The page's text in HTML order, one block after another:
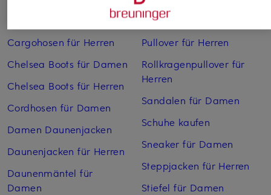
Cargohosen für Herren
Chelsea Boots für Damen
Chelsea Boots für Herren
Cordhosen für Damen
Damen Daunenjacken
Daunenjacken für Herren
Daunenmäntel für
Damen
Pullover für Damen
Pullover für Herren
Rollkragenpullover für
Herren
Sandalen für Damen
Schuhe kaufen
Sneaker für Damen
Steppjacken für Herren
Stiefel für Damen